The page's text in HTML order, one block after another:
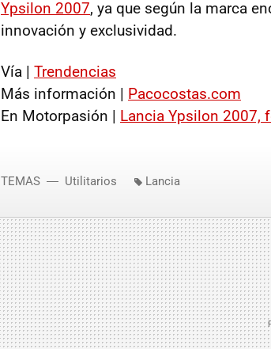
Ypsilon 2007, ya que según la marca
innovación y exclusividad.
Vía | Trendencias
Más información | Pacocostas.com
En Motorpasión | Lancia Ypsilon 2007,
TEMAS Utilitarios Lancia